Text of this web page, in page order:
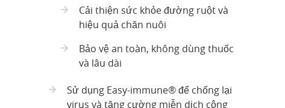
Cải thiện sức khỏe đường ruột và
hiệu quả chăn nuôi
Bảo vệ an toàn, không dùng thuốc
và lâu dài
Sử dụng Easy-immune® để chống lại
virus và tăng cường miễn dịch cộng